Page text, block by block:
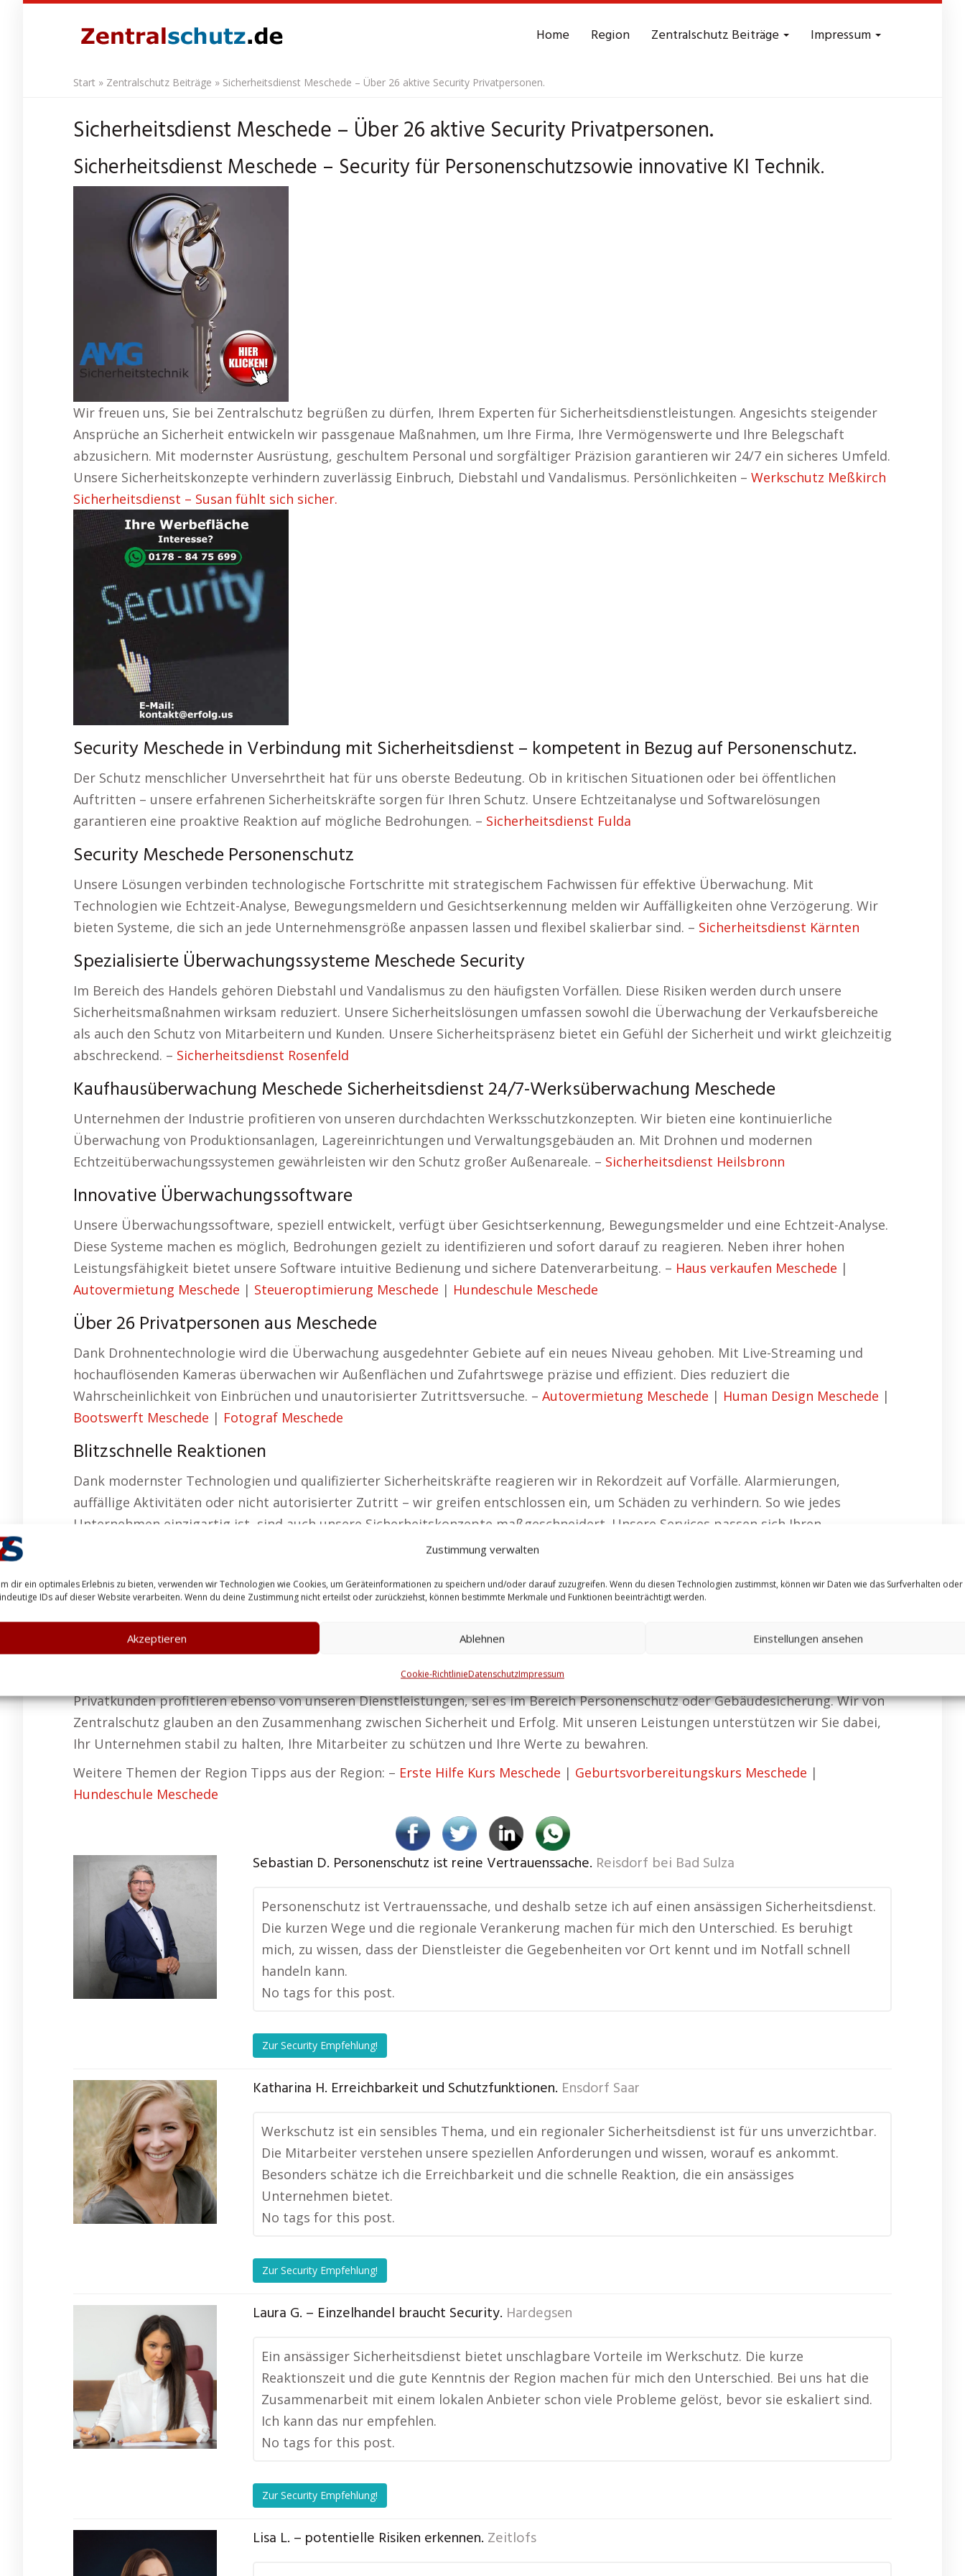
Zustimmung verwalten
dir ein optimales Erlebnis zu bieten, verwenden wir Technologien wie Cookies, um Geräteinformationen zu speichern und/oder darauf zuzugreifen. Wenn du diesen Technologien zustimmst, können wir Daten wie das Surfverhalten oder
IDs auf dieser Website verarbeiten. Wenn du deine Zustimmung nicht erteilst oder zurückziehst, können bestimmte Merkmale und Funktionen beeinträchtigt werden.
Akzeptieren Ablehnen Einstellungen ansehen
Cookie-RichtlinieDatenschutzImpressum
Home Region Zentralschutz Beiträge Impressum
Start » Zentralschutz Beiträge » Sicherheitsdienst Meschede – Über 26 aktive Security Privatpersonen.
Sicherheitsdienst Meschede – Über 26 aktive Security Privatpersonen.
Sicherheitsdienst Meschede – Security für Personenschutzsowie innovative KI Technik.
Wir freuen uns, Sie bei Zentralschutz begrüßen zu dürfen, Ihrem Experten für Sicherheitsdienstleistungen. Angesichts steigender
Ansprüche an Sicherheit entwickeln wir passgenaue Maßnahmen, um Ihre Firma, Ihre Vermögenswerte und Ihre Belegschaft
abzusichern. Mit modernster Ausrüstung, geschultem Personal und sorgfältiger Präzision garantieren wir 24/7 ein sicheres Umfeld.
Unsere Sicherheitskonzepte verhindern zuverlässig Einbruch, Diebstahl und Vandalismus. Persönlichkeiten – Werkschutz Meßkirch
Sicherheitsdienst – Susan fühlt sich sicher.
Security Meschede in Verbindung mit Sicherheitsdienst – kompetent in Bezug auf Personenschutz.
Der Schutz menschlicher Unversehrtheit hat für uns oberste Bedeutung. Ob in kritischen Situationen oder bei öffentlichen
Auftritten – unsere erfahrenen Sicherheitskräfte sorgen für Ihren Schutz. Unsere Echtzeitanalyse und Softwarelösungen
garantieren eine proaktive Reaktion auf mögliche Bedrohungen. – Sicherheitsdienst Fulda
Security Meschede Personenschutz
Unsere Lösungen verbinden technologische Fortschritte mit strategischem Fachwissen für effektive Überwachung. Mit
Technologien wie Echtzeit-Analyse, Bewegungsmeldern und Gesichtserkennung melden wir Auffälligkeiten ohne Verzögerung. Wir
bieten Systeme, die sich an jede Unternehmensgröße anpassen lassen und flexibel skalierbar sind. – Sicherheitsdienst Kärnten
Spezialisierte Überwachungssysteme Meschede Security
Im Bereich des Handels gehören Diebstahl und Vandalismus zu den häufigsten Vorfällen. Diese Risiken werden durch unsere
Sicherheitsmaßnahmen wirksam reduziert. Unsere Sicherheitslösungen umfassen sowohl die Überwachung der Verkaufsbereiche
als auch den Schutz von Mitarbeitern und Kunden. Unsere Sicherheitspräsenz bietet ein Gefühl der Sicherheit und wirkt gleichzeitig
abschreckend. – Sicherheitsdienst Rosenfeld
Kaufhausüberwachung Meschede Sicherheitsdienst 24/7-Werksüberwachung Meschede
Unternehmen der Industrie profitieren von unseren durchdachten Werksschutzkonzepten. Wir bieten eine kontinuierliche
Überwachung von Produktionsanlagen, Lagereinrichtungen und Verwaltungsgebäuden an. Mit Drohnen und modernen
Echtzeitüberwachungssystemen gewährleisten wir den Schutz großer Außenareale. – Sicherheitsdienst Heilsbronn
Innovative Überwachungssoftware
Unsere Überwachungssoftware, speziell entwickelt, verfügt über Gesichtserkennung, Bewegungsmelder und eine Echtzeit-Analyse.
Diese Systeme machen es möglich, Bedrohungen gezielt zu identifizieren und sofort darauf zu reagieren. Neben ihrer hohen
Leistungsfähigkeit bietet unsere Software intuitive Bedienung und sichere Datenverarbeitung. – Haus verkaufen Meschede |
Autovermietung Meschede | Steueroptimierung Meschede | Hundeschule Meschede
Über 26 Privatpersonen aus Meschede
Dank Drohnentechnologie wird die Überwachung ausgedehnter Gebiete auf ein neues Niveau gehoben. Mit Live-Streaming und
hochauflösenden Kameras überwachen wir Außenflächen und Zufahrtswege präzise und effizient. Dies reduziert die
Wahrscheinlichkeit von Einbrüchen und unautorisierter Zutrittsversuche. – Autovermietung Meschede | Human Design Meschede |
Bootswerft Meschede | Fotograf Meschede
Blitzschnelle Reaktionen
Dank modernster Technologien und qualifizierter Sicherheitskräfte reagieren wir in Rekordzeit auf Vorfälle. Alarmierungen,
auffällige Aktivitäten oder nicht autorisierter Zutritt – wir greifen entschlossen ein, um Schäden zu verhindern. So wie jedes
Unternehmen einzigartig ist, sind auch unsere Sicherheitskonzepte maßgeschneidert. Unsere Services passen sich Ihren
Anforderungen an – vom kleinen Laden bis zum globalen Konzern. Wir setzen auf hochprofessionelles Wachpersonal, das
und Sachschäden vermieden werden. –Erste Hilfe Kurs Meschede|Geburtsvorbereitung Meschede|Hundeschule Meschede
Effizienz für Privatpersonen aus Meschede
Bea aus Meschede ist der Meinung:
Unser Anspruch ist es, Sicherheitslösungen zu liefern, die effektiv und absolut vertrauenswürdig sind.
Privatkunden profitieren ebenso von unseren Dienstleistungen, sei es im Bereich Personenschutz oder Gebäudesicherung. Wir von
Zentralschutz glauben an den Zusammenhang zwischen Sicherheit und Erfolg. Mit unseren Leistungen unterstützen wir Sie dabei,
Ihr Unternehmen stabil zu halten, Ihre Mitarbeiter zu schützen und Ihre Werte zu bewahren.
Weitere Themen der Region Tipps aus der Region: – Erste Hilfe Kurs Meschede | Geburtsvorbereitungskurs Meschede |
Hundeschule Meschede
Sebastian D. Personenschutz ist reine Vertrauenssache. Reisdorf bei Bad Sulza
Personenschutz ist Vertrauenssache, und deshalb setze ich auf einen ansässigen Sicherheitsdienst.
Die kurzen Wege und die regionale Verankerung machen für mich den Unterschied. Es beruhigt
mich, zu wissen, dass der Dienstleister die Gegebenheiten vor Ort kennt und im Notfall schnell
handeln kann.
No tags for this post.
Zur Security Empfehlung!
Katharina H. Erreichbarkeit und Schutzfunktionen. Ensdorf Saar
Werkschutz ist ein sensibles Thema, und ein regionaler Sicherheitsdienst ist für uns unverzichtbar.
Die Mitarbeiter verstehen unsere speziellen Anforderungen und wissen, worauf es ankommt.
Besonders schätze ich die Erreichbarkeit und die schnelle Reaktion, die ein ansässiges
Unternehmen bietet.
No tags for this post.
Zur Security Empfehlung!
Laura G. – Einzelhandel braucht Security. Hardegsen
Ein ansässiger Sicherheitsdienst bietet unschlagbare Vorteile im Werkschutz. Die kurze
Reaktionszeit und die gute Kenntnis der Region machen für mich den Unterschied. Bei uns hat die
Zusammenarbeit mit einem lokalen Anbieter schon viele Probleme gelöst, bevor sie eskaliert sind.
Ich kann das nur empfehlen.
No tags for this post.
Zur Security Empfehlung!
Lisa L. – potentielle Risiken erkennen. Zeitlofs